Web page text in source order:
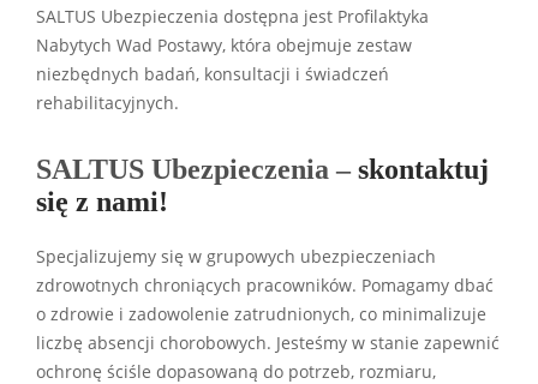
SALTUS Ubezpieczenia dostępna jest Profilaktyka
Nabytych Wad Postawy, która obejmuje zestaw
niezbędnych badań, konsultacji i świadczeń
rehabilitacyjnych.
SALTUS Ubezpieczenia –skontaktuj
się z nami!
Specjalizujemy się w grupowych ubezpieczeniach
zdrowotnych chroniących pracowników. Pomagamy dbać
o zdrowie i zadowolenie zatrudnionych, co minimalizuje
liczbę absencji chorobowych. Jesteśmy w stanie zapewnić
ochronę ściśle dopasowaną do potrzeb, rozmiaru,